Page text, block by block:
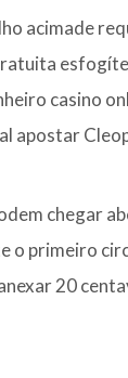
acimade
casino
apostar
chegar
o primeiro
20